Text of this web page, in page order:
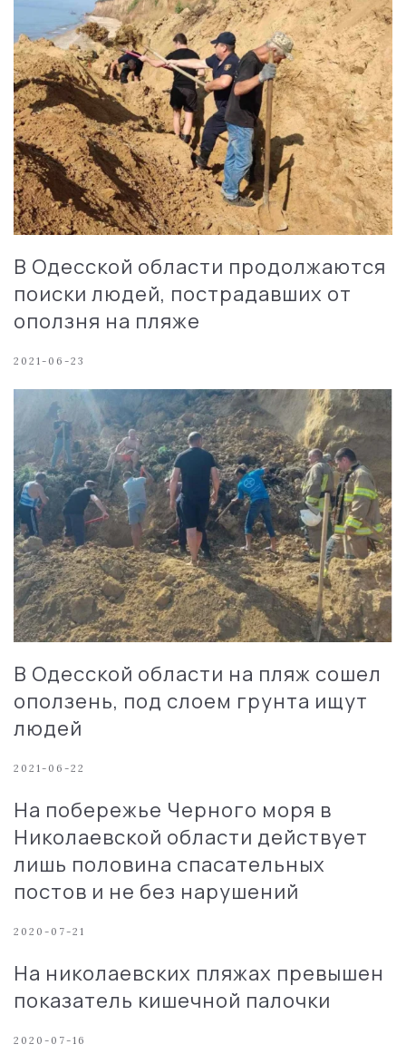
В Одесской области продолжаются
поиски людей, пострадавших от
оползня на пляже
2021-06-23
В Одесской области на пляж сошел
оползень, под слоем грунта ищут
людей
2021-06-22
На побережье Черного моря в
Николаевской области действует
лишь половина спасательных
постов и не без нарушений
2020-07-21
На николаевских пляжах превышен
показатель кишечной палочки
2020-07-16